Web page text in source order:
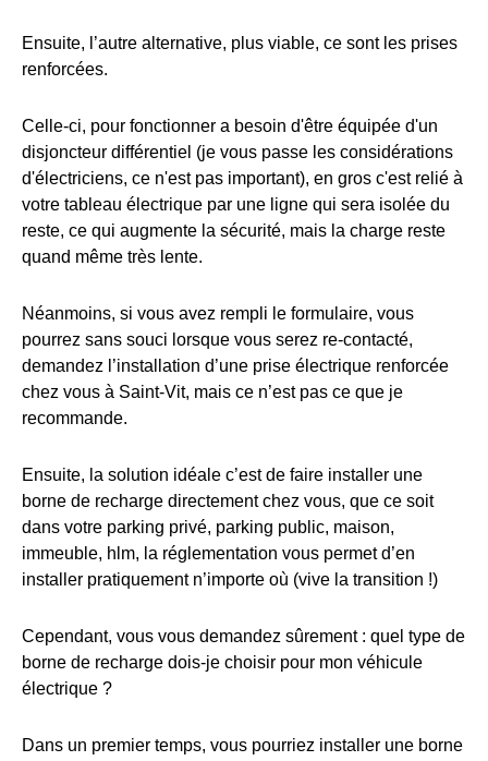
Ensuite, l’autre alternative, plus viable, ce sont les prises
renforcées.
Celle-ci, pour fonctionner a besoin d'être équipée d'un
disjoncteur différentiel (je vous passe les considérations
d'électriciens, ce n'est pas important), en gros c'est relié à
votre tableau électrique par une ligne qui sera isolée du
reste, ce qui augmente la sécurité, mais la charge reste
quand même très lente.
Néanmoins, si vous avez rempli le formulaire, vous
pourrez sans souci lorsque vous serez re-contacté,
demandez l’installation d’une prise électrique renforcée
chez vous à Saint-Vit, mais ce n’est pas ce que je
recommande.
Ensuite, la solution idéale c’est de faire installer une
borne de recharge directement chez vous, que ce soit
dans votre parking privé, parking public, maison,
immeuble, hlm, la réglementation vous permet d’en
installer pratiquement n’importe où (vive la transition !)
Cependant, vous vous demandez sûrement : quel type de
borne de recharge dois-je choisir pour mon véhicule
électrique ?
Dans un premier temps, vous pourriez installer une borne